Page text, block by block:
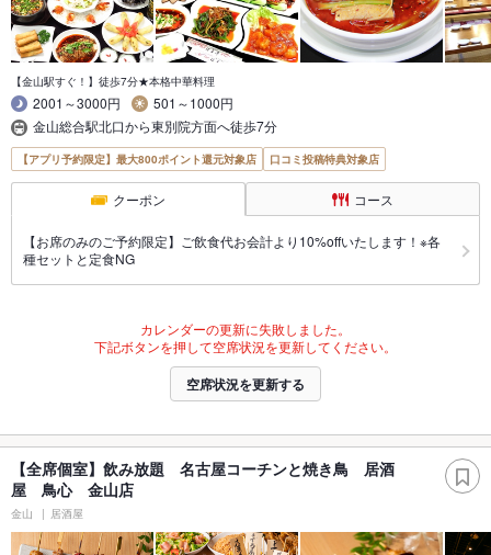
【金山駅すぐ！】徒歩7分★本格中華料理
2001～3000円
501～1000円
金山総合駅北口から東別院方面へ徒歩7分
【アプリ予約限定】最大800ポイント還元対象店 口コミ投稿特典対象店
クーポン コース
【お席のみのご予約限定】ご飲食代お会計より10%offいたします！※各
種セットと定食NG
カレンダーの更新に失敗しました。
下記ボタンを押して空席状況を更新してください。
空席状況を更新する
【全席個室】飲み放題 名古屋コーチンと焼き鳥 居酒
屋 鳥心 金山店
金山 居酒屋